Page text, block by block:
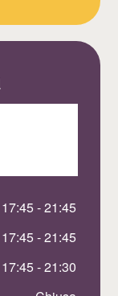
17:45 - 21:45
17:45 - 21:45
17:45 - 21:30